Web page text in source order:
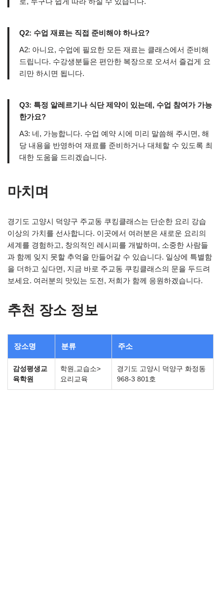
Q2: 수업 재료는 직접 준비해야 하나요?
A2: 아니요, 수업에 필요한 모든 재료는 클래스에서 준비해
드립니다. 수강생분들은 편안한 복장으로 오셔서 즐겁게 요
리만 하시면 됩니다.
Q3: 특정 알레르기나 식단 제약이 있는데, 수업 참여가 가능
한가요?
A3: 네, 가능합니다. 수업 예약 시에 미리 말씀해 주시면, 해
당 내용을 반영하여 재료를 준비하거나 대체할 수 있도록 최
대한 도움을 드리겠습니다.
마치며
경기도 고양시 덕양구 주교동 쿠킹클래스는 단순한 요리 강습
이상의 가치를 선사합니다. 이곳에서 여러분은 새로운 요리의
세계를 경험하고, 창의적인 레시피를 개발하며, 소중한 사람들
과 함께 잊지 못할 추억을 만들어갈 수 있습니다. 일상에 특별함
을 더하고 싶다면, 지금 바로 주교동 쿠킹클래스의 문을 두드려
보세요. 여러분의 맛있는 도전, 저희가 함께 응원하겠습니다.
추천 장소 정보
장소명 분류 주소
감성평생교
육학원
학원,교습소>
요리교육
경기도 고양시 덕양구 화정동
968-3 801호